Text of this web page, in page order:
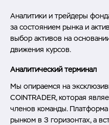
Аналитики и трейдеры
за состоянием рынка и
выбор активов на
движения курсов.
Аналитический терминал
Мы опираемся на
COINTRADER, которая
членов команды.
рынком в 3 горизонтах, а